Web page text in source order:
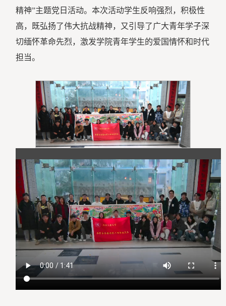
精神”主题党日活动。本次活动学生反响强烈，积极性
高，既弘扬了伟大抗战精神，又引导了广大青年学子深
切缅怀革命先烈，激发学院青年学生的爱国情怀和时代
担当。